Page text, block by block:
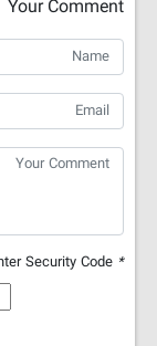
Your Comment
*